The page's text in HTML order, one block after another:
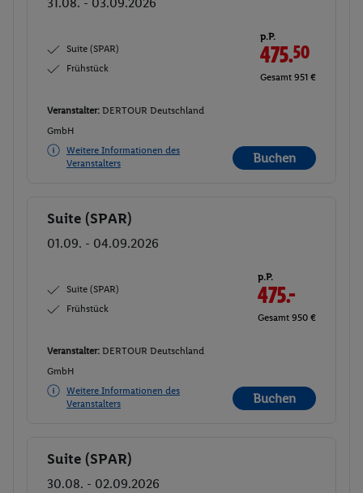
Suite (SPAR)
Frühstück
p.P.
475.50
Gesamt 951 €
Veranstalter: DERTOUR Deutschland
GmbH
Weitere Informationen des
Veranstalters
Buchen
Buchen
Suite (SPAR)
01.09. - 04.09.2026
Suite (SPAR)
Frühstück
p.P.
475.-
Gesamt 950 €
Veranstalter: DERTOUR Deutschland
GmbH
Weitere Informationen des
Veranstalters
Buchen
Buchen
Suite (SPAR)
30.08. - 02.09.2026